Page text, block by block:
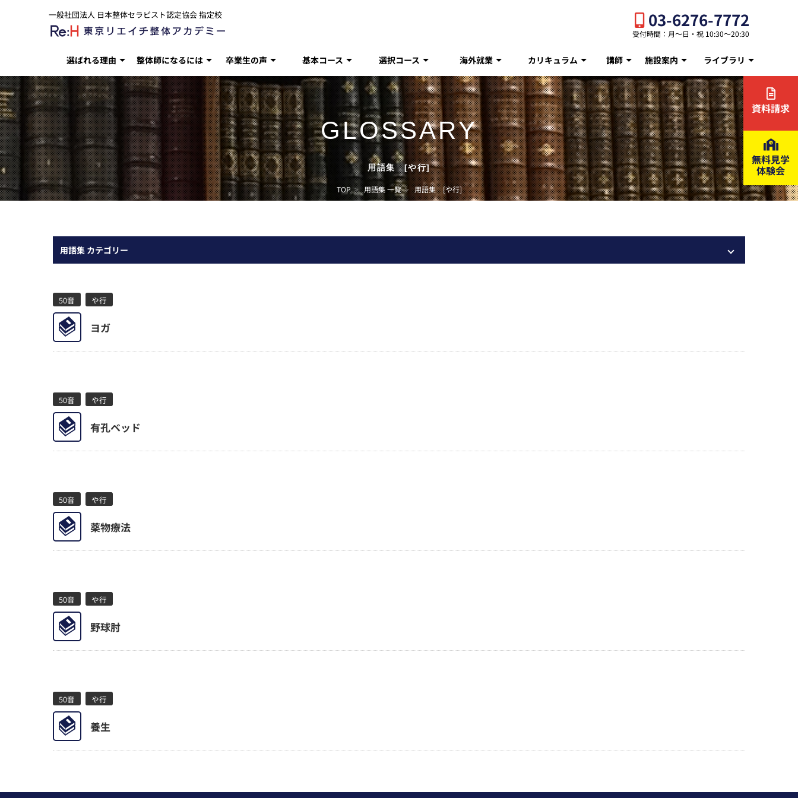
一般社団法人 日本整体セラピスト認定協会 指定校 03-6276-7772
受付時間：月〜日・祝 10:30〜20:30
選ばれる理由 整体師になるには 卒業生の声 基本コース 選択コース 海外就業 カリキュラム 講師 施設案内 ライブラリ
資料請求
無料見学
体験会
GLOSSARY
用語集 [や行]
TOP > 用語集 一覧 > 用語集 [や行]
用語集 カテゴリー
ABCD(3)
あ行(21)
50音 や行
ヨガ
50音 や行
有孔ベッド
50音 や行
薬物療法
50音 や行
野球肘
50音 や行
養生